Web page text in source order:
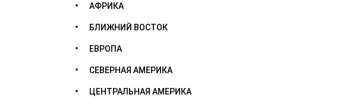
АФРИКА
БЛИЖНИЙ ВОСТОК
ЕВРОПА
СЕВЕРНАЯ АМЕРИКА
ЦЕНТРАЛЬНАЯ АМЕРИКА